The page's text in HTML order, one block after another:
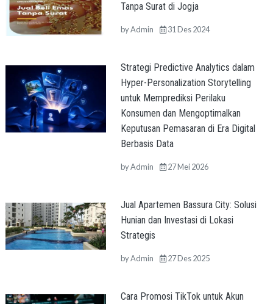
Tanpa Surat di Jogja
byAdmin 31 Des 2024
Strategi Predictive Analytics dalam
Hyper-Personalization Storytelling
untuk Memprediksi Perilaku
Konsumen dan Mengoptimalkan
Keputusan Pemasaran di Era Digital
Berbasis Data
byAdmin 27 Mei 2026
Jual Apartemen Bassura City: Solusi
Hunian dan Investasi di Lokasi
Strategis
byAdmin 27 Des 2025
Cara Promosi TikTok untuk Akun